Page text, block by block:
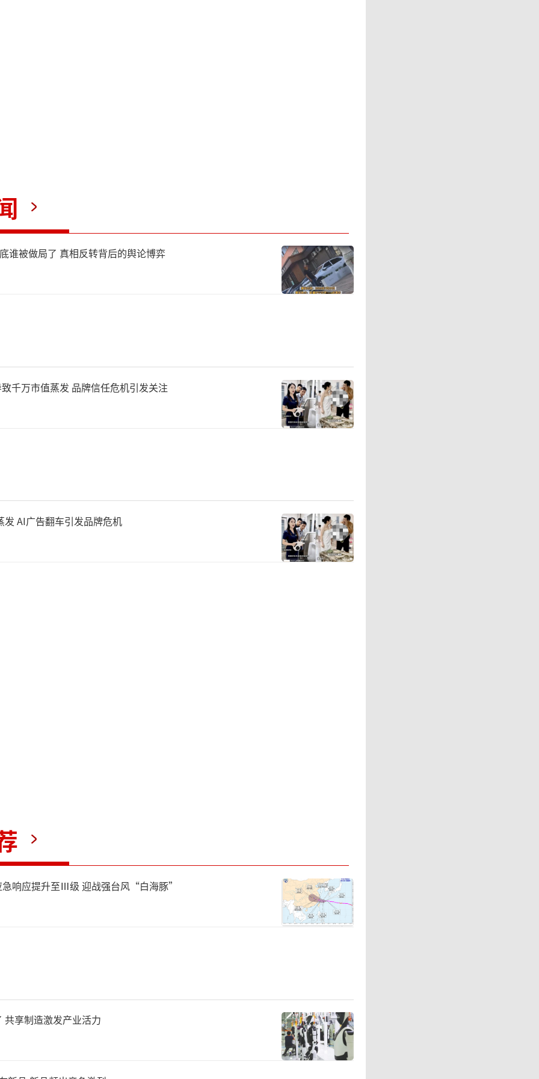
，选民期望被告知真相并提供解决
统候选人有责任审视这些问题并提
德现年70岁，自2019年起担任欧洲央
2月援引匿名消息人士的话报道，拉
提前离任。不过，她6月告诉法国文
台，中东战事尚未平息，自己有责任
势头有所缓解。在此背景下，拉加
任的态度或有所松动。
下届总统选举定于2027年4月举行。
、持“疑欧”立场的法国极右翼政
可能在选举首轮投票中领先。（责任
谁被做局了 真相反转背后的舆论博弈
千万市值蒸发 品牌信任危机引发关注
发 AI广告翻车引发品牌危机
急响应提升至Ⅲ级 迎战强台风“白海豚”
享制造激发产业活力